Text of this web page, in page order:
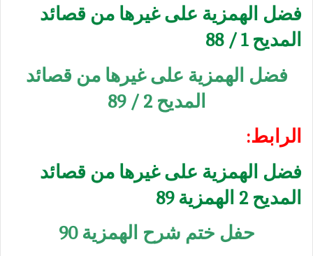
فضل الهمزية على غيرها من قصائد
المديح 1 / 88
فضل الهمزية على غيرها من قصائد
المديح 2 / 89
الرابط:
فضل الهمزية على غيرها من قصائد
المديح 2 الهمزية 89
حفل ختم شرح الهمزية 90